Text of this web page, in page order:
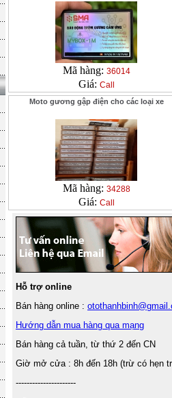
Mã hàng: 36014
Giá: Call
Moto gương gập điện cho các loại xe
Mã hàng: 34288
Giá: Call
Hỗ trợ online
Bán hàng online :
Hướng dẫn mua hàng qua mạng
Bán hàng cả tuần, từ thứ 2 đến CN
Giờ mở cửa : 8h đến 18h (trừ có hẹn
----------------------